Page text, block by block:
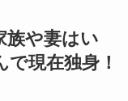
族や妻はい
現在独身！